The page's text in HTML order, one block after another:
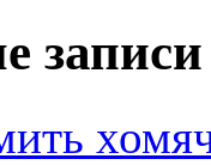
записи